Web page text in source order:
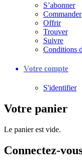
S’abonner
Commander
Offrir
Trouver
Suivre
Conditions
Votre compte
S'identifier
Votre panier
Le panier est vide.
Connectez-